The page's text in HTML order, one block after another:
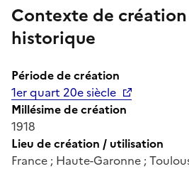
Contexte de
historique
Période de création
1er quart 20e siècle
Millésime de création
1918
Lieu de création / utilisation
France ; Haute-Garonne ;